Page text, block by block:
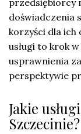
doświadczenia
korzyści dla ich
usługi to krok
usprawnienia
perspektywie
Jakie
Szczecinie?